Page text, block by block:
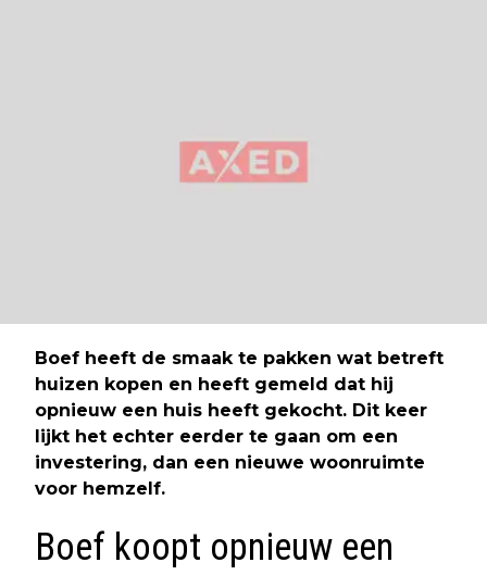
Boef heeft de smaak te pakken wat betreft
huizen kopen en heeft gemeld dat hij
opnieuw een huis heeft gekocht. Dit keer
lijkt het echter eerder te gaan om een
investering, dan een nieuwe woonruimte
voor hemzelf.
Boef koopt opnieuw een